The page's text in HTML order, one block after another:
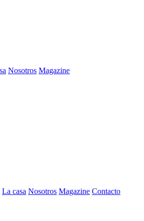
Nosotros Magazine
La casa Nosotros Magazine Contacto